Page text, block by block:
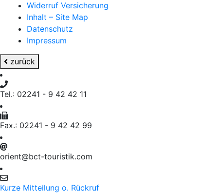
Widerruf Versicherung
Inhalt – Site Map
Datenschutz
Impressum
zurück
Tel.: 02241 - 9 42 42 11
Fax.: 02241 - 9 42 42 99
orient@bct-touristik.com
Kurze Mitteilung o. Rückruf